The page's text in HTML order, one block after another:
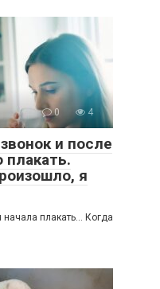
0 4
и после
плакать.
я
плакать… Когда